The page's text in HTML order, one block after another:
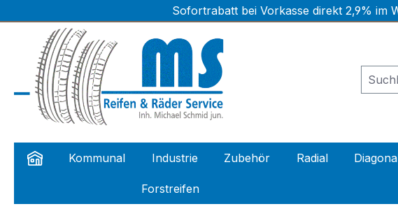
Zur Hauptnavigation springenSofortrabatt bei Vorkasse direkt 2,9% im
Kommunal Industrie Zubehör Radial
Forstreifen